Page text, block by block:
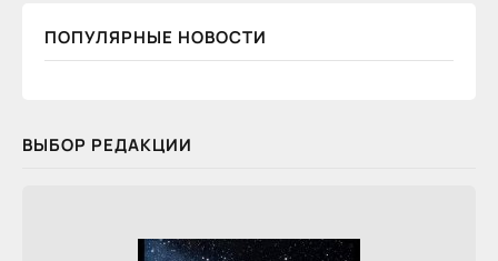
ПОПУЛЯРНЫЕ НОВОСТИ
ВЫБОР РЕДАКЦИИ